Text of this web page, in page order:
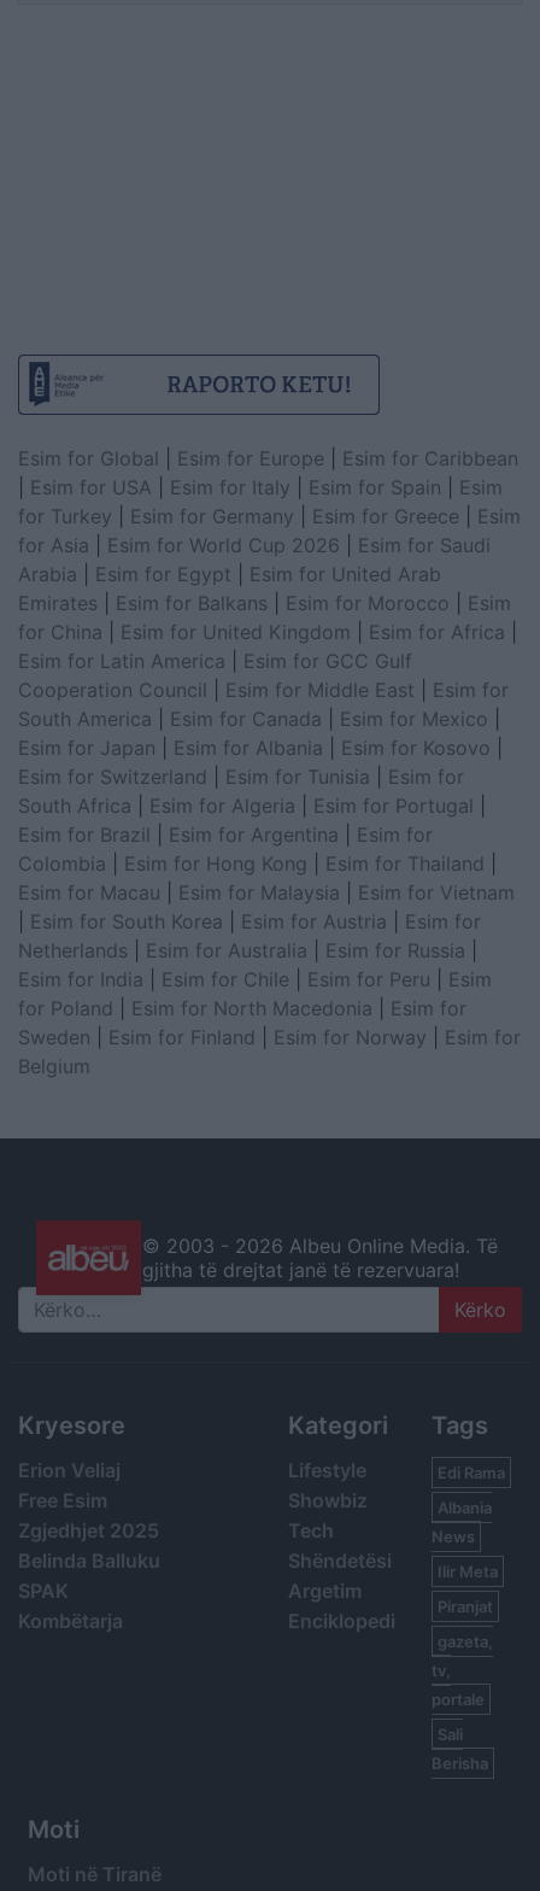
Esim for Global Esim for Europe
Esim for Caribbean
Esim for USA Esim for Italy Esim for Spain
Esim
for Turkey
Esim for Germany Esim for Greece
Esim
for Asia
Esim for World Cup 2026
Esim for Saudi
Arabia
Esim for Egypt
Esim for United Arab
Emirates
Esim for Balkans Esim for Morocco
Esim
for China
Esim for United Kingdom Esim for Africa
Esim for Latin America
Esim for GCC Gulf
Cooperation Council
Esim for Middle East
Esim for
South America
Esim for Canada Esim for Mexico
Esim for Japan
Esim for Albania Esim for Kosovo
Esim for Switzerland
Esim for Tunisia
Esim for
South Africa
Esim for Algeria Esim for Portugal
Esim for Brazil
Esim for Argentina
Esim for
Colombia
Esim for Hong Kong Esim for Thailand
Esim for Macau
Esim for Malaysia
Esim for Vietnam
Esim for South Korea Esim for Austria
Esim for
Netherlands
Esim for Australia Esim for Russia
Esim for India
Esim for Chile Esim for Peru
Esim
for Poland
Esim for North Macedonia
Esim for
Sweden
Esim for Finland Esim for Norway
Esim for
Belgium
© 2003 - 2026 Albeu Online Media. Të
gjitha të drejtat janë të rezervuara!
Search
Kryesore
Erion Veliaj
Free Esim
Zgjedhjet 2025
Belinda Balluku
SPAK
Kombëtarja
Kategori
Lifestyle
Showbiz
Tech
Shëndetësi
Argetim
Enciklopedi
Tags
Edi Rama
Albania
News
Ilir Meta
Piranjat
gazeta,
tv,
portale
Sali
Berisha
Moti
Moti në Tiranë